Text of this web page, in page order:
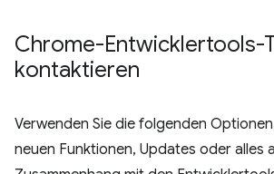
Chrome-Entwicklertools-
kontaktieren
Verwenden Sie die folgenden
neuen Funktionen, Updates oder alles